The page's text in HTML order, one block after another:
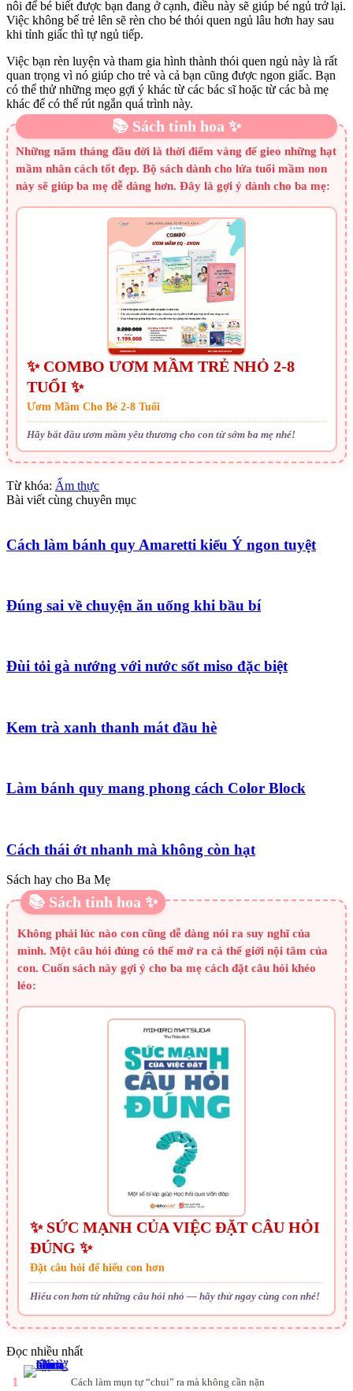
nôi để bé biết được bạn đang ở cạnh, điều này sẽ giúp bé ngủ trở lại.
Việc không bế trẻ lên sẽ rèn cho bé thói quen ngủ lâu hơn hay sau
khi tỉnh giấc thì tự ngủ tiếp.
Việc bạn rèn luyện và tham gia hình thành thói quen ngủ này là rất
quan trọng vì nó giúp cho trẻ và cả bạn cũng được ngon giấc. Bạn
có thể thử những mẹo gợi ý khác từ các bác sĩ hoặc từ các bà mẹ
khác để có thể rút ngắn quá trình này.
📚 Sách tinh hoa ✨
Những năm tháng đầu đời là thời điểm vàng để gieo những hạt
mầm nhân cách tốt đẹp. Bộ sách dành cho lứa tuổi mầm non
này sẽ giúp ba mẹ dễ dàng hơn. Đây là gợi ý dành cho ba mẹ:
✨ COMBO ƯƠM MẦM TRẺ NHỎ 2-8
TUỔI ✨
Ươm Mầm Cho Bé 2-8 Tuổi
Hãy bắt đầu ươm mầm yêu thương cho con từ sớm ba mẹ nhé!
Từ khóa: Ẩm thực
Bài viết cùng chuyên mục
Cách làm bánh quy Amaretti kiểu Ý ngon tuyệt
Đúng sai về chuyện ăn uống khi bầu bí
Đùi tỏi gà nướng với nước sốt miso đặc biệt
Kem trà xanh thanh mát đầu hè
Làm bánh quy mang phong cách Color Block
Cách thái ớt nhanh mà không còn hạt
Sách hay cho Ba Mẹ
📚 Sách tinh hoa ✨
Không phải lúc nào con cũng dễ dàng nói ra suy nghĩ của
mình. Một câu hỏi đúng có thể mở ra cả thế giới nội tâm của
con. Cuốn sách này gợi ý cho ba mẹ cách đặt câu hỏi khéo
léo:
✨ SỨC MẠNH CỦA VIỆC ĐẶT CÂU HỎI
ĐÚNG ✨
Đặt câu hỏi để hiểu con hơn
Hiểu con hơn từ những câu hỏi nhỏ — hãy thử ngay cùng con nhé!
Đọc nhiều nhất
1 Cách làm mụn tự “chui” ra mà không cần nặn